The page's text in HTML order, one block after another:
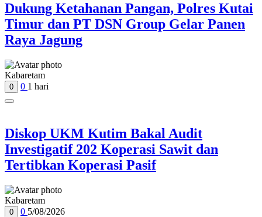
Dukung Ketahanan Pangan, Polres Kutai
Timur dan PT DSN Group Gelar Panen
Raya Jagung
Kabaretam
0 0 1 hari
Diskop UKM Kutim Bakal Audit
Investigatif 202 Koperasi Sawit dan
Tertibkan Koperasi Pasif
Kabaretam
0 0 5/08/2026